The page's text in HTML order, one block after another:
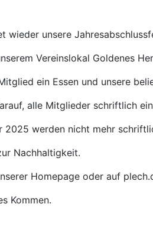
wieder unsere
Vereinslokal Goldenes
ein Essen und unsere
alle Mitglieder schriftlich
2025 werden nicht mehr
Nachhaltigkeit.
Homepage oder auf
Kommen.